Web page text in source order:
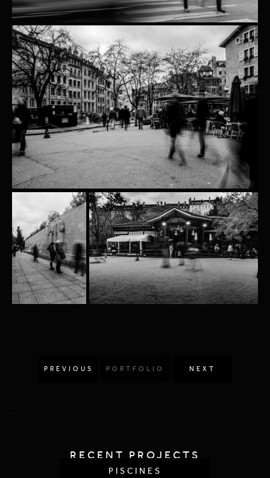
PREVIOUS PORTFOLIO NEXT
RECENT PROJECTS
PALAIS DE JUSTICE
VILLE & CITÉ
PISCINES